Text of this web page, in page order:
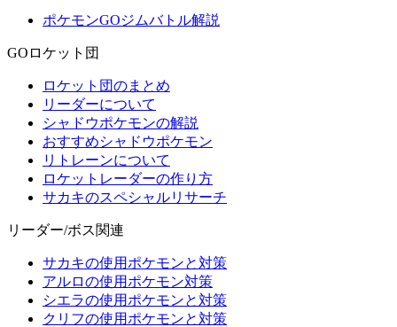
ポケモンGOジムバトル解説
GOロケット団
ロケット団のまとめ
リーダーについて
シャドウポケモンの解説
おすすめシャドウポケモン
リトレーンについて
ロケットレーダーの作り方
サカキのスペシャルリサーチ
リーダー/ボス関連
サカキの使用ポケモンと対策
アルロの使用ポケモン対策
シエラの使用ポケモンと対策
クリフの使用ポケモンと対策